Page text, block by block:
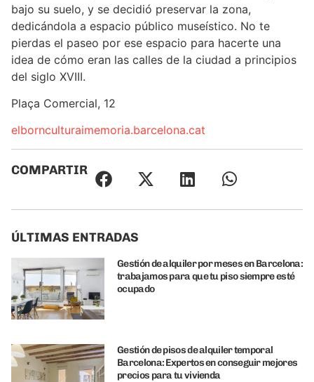
bajo su suelo, y se decidió preservar la zona,
dedicándola a espacio público museístico. No te
pierdas el paseo por ese espacio para hacerte una
idea de cómo eran las calles de la ciudad a principios
del siglo XVIII.
Plaça Comercial, 12
elbornculturaimemoria.barcelona.cat
COMPARTIR
ÚLTIMAS ENTRADAS
Gestión de alquiler por meses en Barcelona:
trabajamos para que tu piso siempre esté
ocupado
Gestión de pisos de alquiler temporal
Barcelona: Expertos en conseguir mejores
precios para tu vivienda